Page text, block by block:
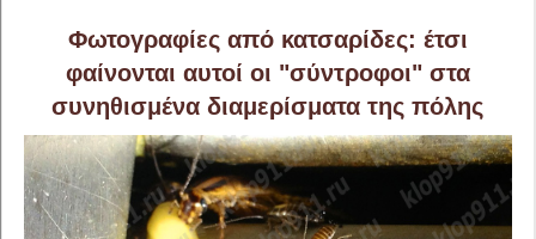
Φωτογραφίες από κατσαρίδες: έτσι
φαίνονται αυτοί οι "σύντροφοι" στα
συνηθισμένα διαμερίσματα της πόλης